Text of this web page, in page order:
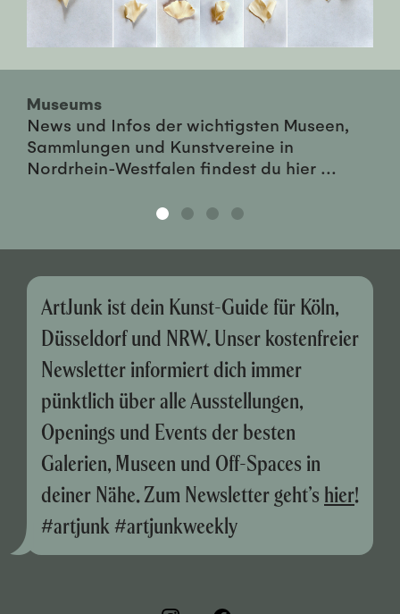
Museums
News und Infos der wichtigsten Museen,
Sammlungen und Kunstvereine in
Nordrhein-Westfalen findest du hier ...
ArtJunk ist dein Kunst-Guide für Köln,
Düsseldorf und NRW. Unser kostenfreier
Newsletter informiert dich immer
pünktlich über alle Ausstellungen,
Openings und Events der besten
Galerien, Museen und Off-Spaces in
deiner Nähe. Zum Newsletter geht’s hier!
#artjunk #artjunkweekly